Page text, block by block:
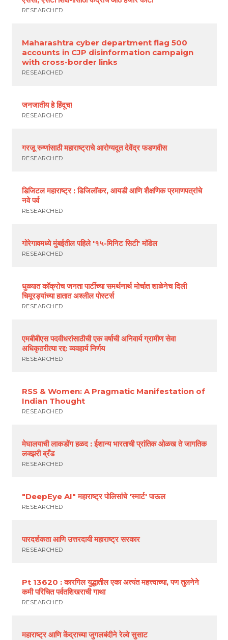
RESEARCHED
Maharashtra cyber department flag 500
accounts in CJP disinformation campaign
with cross-border links
RESEARCHED
जनजातीय हे हिंदूच!
RESEARCHED
गरजू रुग्णांसाठी महाराष्ट्राचे आरोग्यदूत देवेंद्र फडणवीस
RESEARCHED
डिजिटल महाराष्ट्र : डिजिलॉकर, आयडी आणि शैक्षणिक प्रमाणपत्रांचे
नवे पर्व
RESEARCHED
गोरेगावमध्ये मुंबईतील पहिले '१५-मिनिट सिटी' मॉडेल
RESEARCHED
धुळ्यात कॉक्रोच जनता पार्टीच्या समर्थनार्थ मोर्चात शाळेनेच दिली
चिमूरड्यांच्या हातात अश्लील पोस्टर्स
RESEARCHED
एमबीबीएस पदवीधरांसाठीची एक वर्षाची अनिवार्य ग्रामीण सेवा
अधिकृतरीत्या रद्द: व्यवहार्य निर्णय
RESEARCHED
RSS & Women: A Pragmatic Manifestation of
Indian Thought
RESEARCHED
मेघालयाची लाकडोंग हळद : ईशान्य भारताची प्रांतिक ओळख ते जागतिक
लक्झरी ब्रँड
RESEARCHED
"DeepEye AI" महाराष्ट्र पोलिसांचे 'स्मार्ट' पाऊल
RESEARCHED
पारदर्शकता आणि उत्तरदायी महाराष्ट्र सरकार
RESEARCHED
Pt 13620 : कारगिल युद्धातील एका अत्यंत महत्त्वाच्या, पण तुलनेने
कमी परिचित पर्वतशिखराची गाथा
RESEARCHED
महाराष्ट्र आणि केंद्राच्या जुगलबंदीने रेल्वे सुसाट